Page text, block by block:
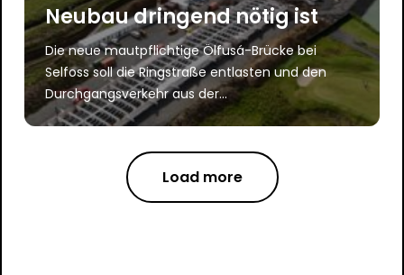
Neubau dringend nötig ist
Die neue mautpflichtige Ölfusá-Brücke bei
Selfoss soll die Ringstraße entlasten und den
Durchgangsverkehr aus der...
Load more